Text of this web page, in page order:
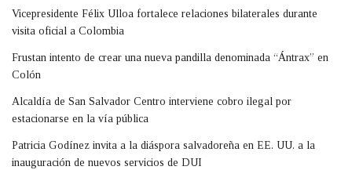
Vicepresidente Félix Ulloa fortalece relaciones bilaterales durante
visita oficial a Colombia
Frustan intento de crear una nueva pandilla denominada “Ántrax” en
Colón
Alcaldía de San Salvador Centro interviene cobro ilegal por
estacionarse en la vía pública
Patricia Godínez invita a la diáspora salvadoreña en EE. UU. a la
inauguración de nuevos servicios de DUI